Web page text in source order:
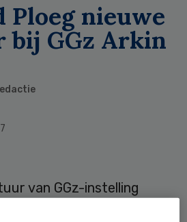
Ploeg nieuwe
bij GGz Arkin
van GGz-instelling